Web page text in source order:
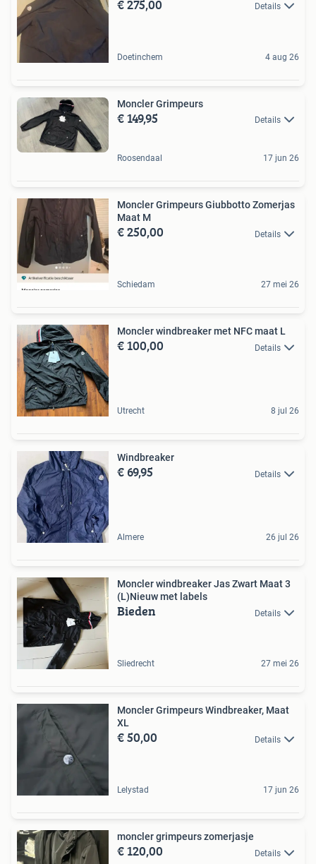
€ 275,00 Details
Doetinchem 4 aug 26
Moncler Grimpeurs
€ 149,95 Details
Roosendaal 17 jun 26
Moncler Grimpeurs Giubbotto Zomerjas
Maat M
€ 250,00 Details
Schiedam 27 mei 26
Moncler windbreaker met NFC maat L
€ 100,00 Details
Utrecht 8 jul 26
Windbreaker
€ 69,95 Details
Almere 26 jul 26
Moncler windbreaker Jas Zwart Maat 3
(L)Nieuw met labels
Bieden Details
Sliedrecht 27 mei 26
Moncler Grimpeurs Windbreaker, Maat
XL
€ 50,00 Details
Lelystad 17 jun 26
moncler grimpeurs zomerjasje
€ 120,00 Details